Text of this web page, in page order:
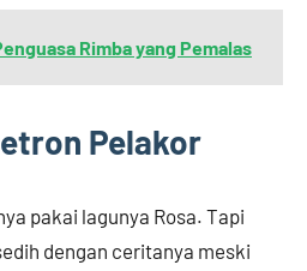
Rimba yang Pemalas
Pelakor
pakai lagunya Rosa. Tapi
dengan ceritanya meski